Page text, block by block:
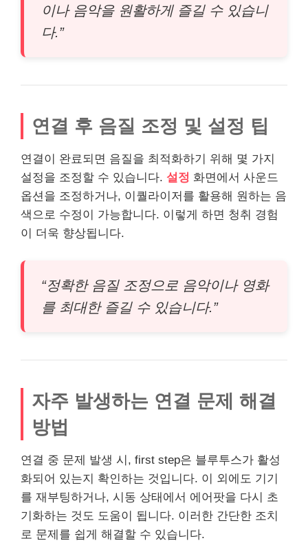
이나 음악을 원활하게 즐길 수 있습니
다.”
연결 후 음질 조정 및 설정 팁
연결이 완료되면 음질을 최적화하기 위해 몇 가지
설정을 조정할 수 있습니다. 설정 화면에서 사운드
옵션을 조정하거나, 이퀄라이저를 활용해 원하는 음
색으로 수정이 가능합니다. 이렇게 하면 청취 경험
이 더욱 향상됩니다.
“정확한 음질 조정으로 음악이나 영화
를 최대한 즐길 수 있습니다.”
자주 발생하는 연결 문제 해결
방법
연결 중 문제 발생 시, first step은 블루투스가 활성
화되어 있는지 확인하는 것입니다. 이 외에도 기기
를 재부팅하거나, 시동 상태에서 에어팟을 다시 초
기화하는 것도 도움이 됩니다. 이러한 간단한 조치
로 문제를 쉽게 해결할 수 있습니다.